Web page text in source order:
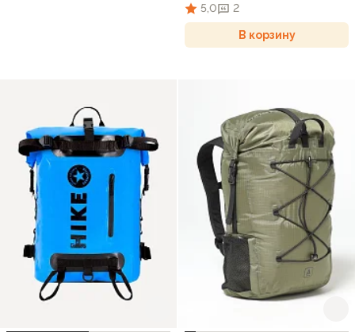
5,0 2
В корзину